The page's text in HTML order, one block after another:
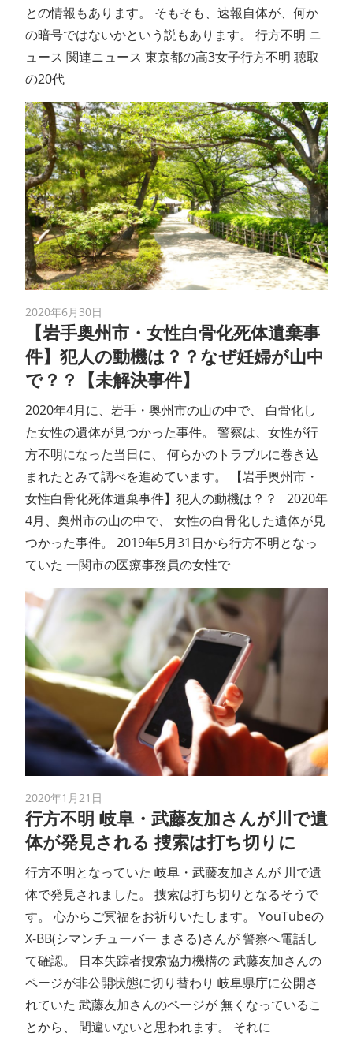
との情報もあります。 そもそも、速報自体が、何か
の暗号ではないかという説もあります。 行方不明 ニ
ュース 関連ニュース 東京都の高3女子行方不明 聴取
の20代
2020年6月30日
【岩手奥州市・女性白骨化死体遺棄事
件】犯人の動機は？？なぜ妊婦が山中
で？？【未解決事件】
2020年4月に、岩手・奥州市の山の中で、 白骨化し
た女性の遺体が見つかった事件。 警察は、女性が行
方不明になった当日に、 何らかのトラブルに巻き込
まれたとみて調べを進めています。 【岩手奥州市・
女性白骨化死体遺棄事件】犯人の動機は？？ 2020年
4月、奥州市の山の中で、 女性の白骨化した遺体が見
つかった事件。 2019年5月31日から行方不明となっ
ていた 一関市の医療事務員の女性で
2020年1月21日
行方不明 岐阜・武藤友加さんが川で遺
体が発見される 捜索は打ち切りに
行方不明となっていた 岐阜・武藤友加さんが 川で遺
体で発見されました。 捜索は打ち切りとなるそうで
す。 心からご冥福をお祈りいたします。 YouTubeの
X-BB(シマンチューバー まさる)さんが 警察へ電話し
て確認。 日本失踪者捜索協力機構の 武藤友加さんの
ページが非公開状態に切り替わり 岐阜県庁に公開さ
れていた 武藤友加さんのページが 無くなっているこ
とから、 間違いないと思われます。 それに